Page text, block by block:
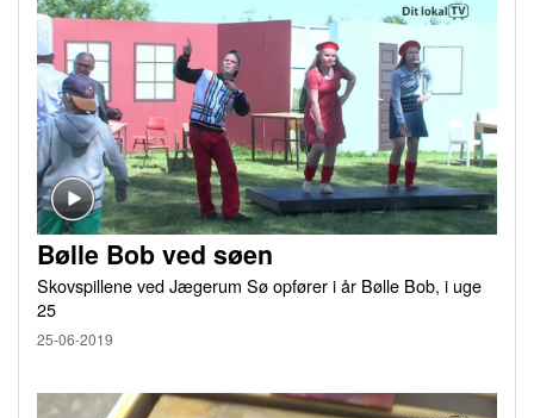
Bølle Bob ved søen
Skovspillene ved Jægerum Sø opfører i år Bølle Bob, i uge
25
25-06-2019